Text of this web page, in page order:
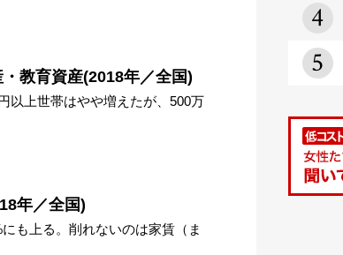
教育資産(2018年／全国)
以上世帯はやや増えたが、500万
年／全国)
も上る。削れないのは家賃（ま